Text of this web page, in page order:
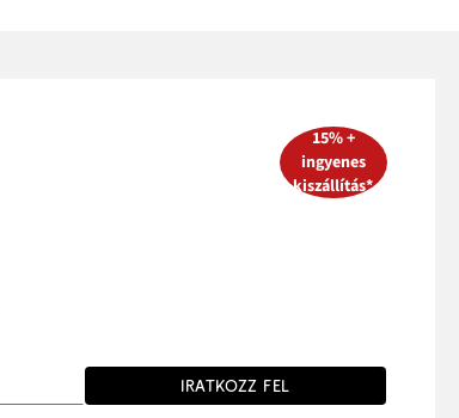
15% +
ingyenes
kiszállítás*
IRATKOZZ FEL